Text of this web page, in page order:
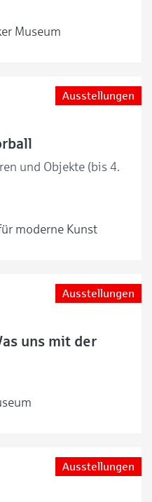
Museum
Ausstellungen
und Objekte (bis 4.
moderne Kunst
Ausstellungen
uns mit der
Ausstellungen